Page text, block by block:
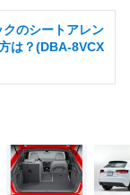
のシートアレン
は？(DBA-8VCX